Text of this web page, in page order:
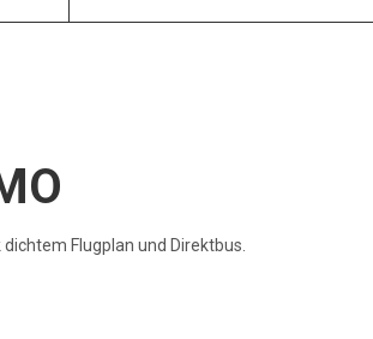
dichtem Flugplan und Direktbus.